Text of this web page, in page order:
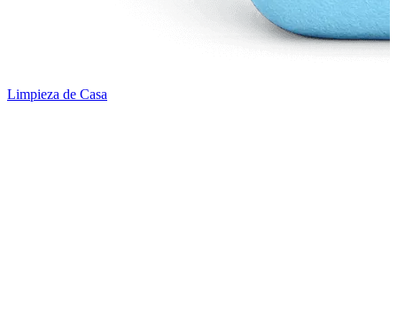
Limpieza de Casa